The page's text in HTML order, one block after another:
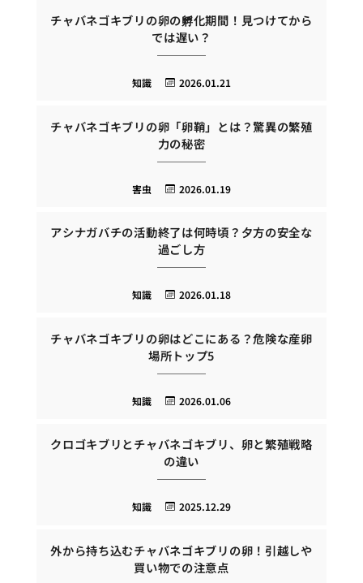
チャバネゴキブリの卵の孵化期間！見つけてから
では遅い？
2026.01.21
知識
チャバネゴキブリの卵「卵鞘」とは？驚異の繁殖
力の秘密
2026.01.19
害虫
アシナガバチの活動終了は何時頃？夕方の安全な
過ごし方
2026.01.18
知識
チャバネゴキブリの卵はどこにある？危険な産卵
場所トップ5
2026.01.06
知識
クロゴキブリとチャバネゴキブリ、卵と繁殖戦略
の違い
2025.12.29
知識
外から持ち込むチャバネゴキブリの卵！引越しや
買い物での注意点